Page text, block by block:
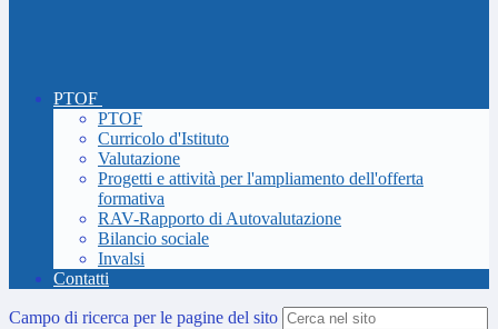
PTOF
PTOF
Curricolo d'Istituto
Valutazione
Progetti e attività per l'ampliamento dell'offerta
formativa
RAV-Rapporto di Autovalutazione
Bilancio sociale
Invalsi
Contatti
Campo di ricerca per le pagine del sito